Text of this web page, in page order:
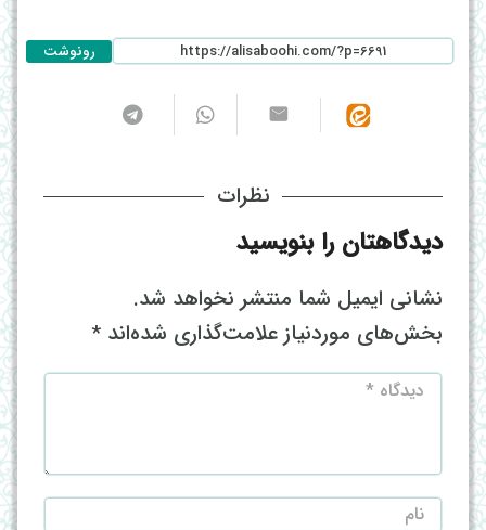
رونوشت
نظرات
دیدگاهتان را بنویسید
نشانی ایمیل شما منتشر نخواهد شد.
بخش‌های موردنیاز علامت‌گذاری شده‌اند *